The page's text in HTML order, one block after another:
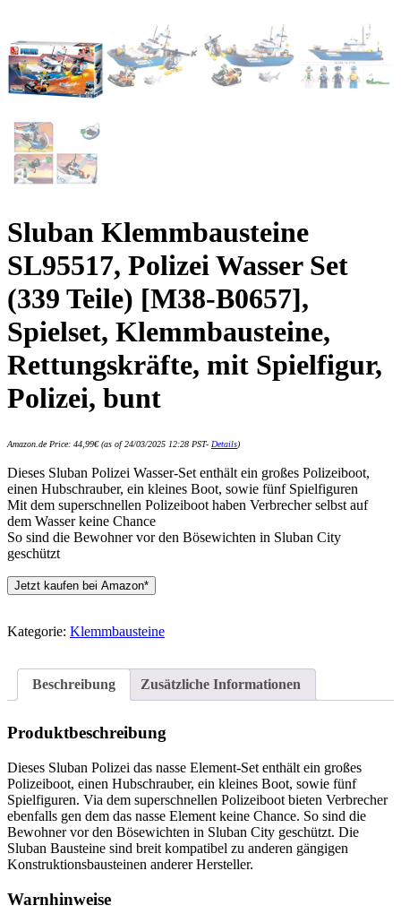
Sluban Klemmbausteine
SL95517, Polizei Wasser Set
(339 Teile) [M38-B0657],
Spielset, Klemmbausteine,
Rettungskräfte, mit Spielfigur,
Polizei, bunt
Amazon.de Price: 44,99€(as of 24/03/2025 12:28 PST- Details)
Dieses Sluban Polizei Wasser-Set enthält ein großes Polizeiboot,
einen Hubschrauber, ein kleines Boot, sowie fünf Spielfiguren
Mit dem superschnellen Polizeiboot haben Verbrecher selbst auf
dem Wasser keine Chance
So sind die Bewohner vor den Bösewichten in Sluban City
geschützt
Jetzt kaufen bei Amazon*
Kategorie: Klemmbausteine
Beschreibung Zusätzliche Informationen
Produktbeschreibung
Dieses Sluban Polizei das nasse Element-Set enthält ein großes
Polizeiboot, einen Hubschrauber, ein kleines Boot, sowie fünf
Spielfiguren. Via dem superschnellen Polizeiboot bieten Verbrecher
ebenfalls gen dem das nasse Element keine Chance. So sind die
Bewohner vor den Bösewichten in Sluban City geschützt. Die
Sluban Bausteine sind breit kompatibel zu anderen gängigen
Konstruktionsbausteinen anderer Hersteller.
Warnhinweise